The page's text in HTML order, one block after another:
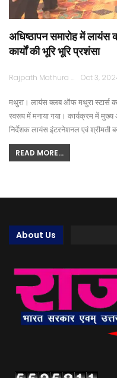
अधिष्ठापन समारोह में लायंस
कार्यों की भूरि भूरि प्रशंसा
Rajpath Mathura Oct 3,
मथुरा। लायंस क्लब ऑफ मथुरा स्टार्स
स्वरूप में मनाया गया। कार्यक्रम में मुख्य
निर्देशक लायंस इंटरनेशनल एवं श्रीमती
READ MORE...
About Us